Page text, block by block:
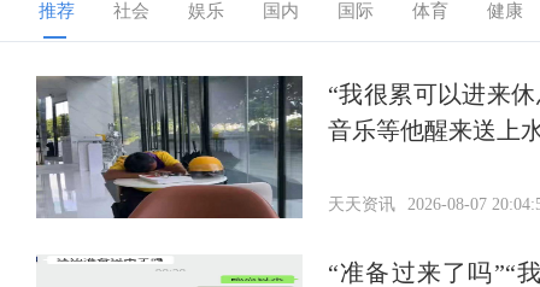
推荐 社会 娱乐 国内 国际 体育 健康
“我很累可以进来
音乐等他醒来送上
天天资讯 2026-08-07
“准备过来了吗”“